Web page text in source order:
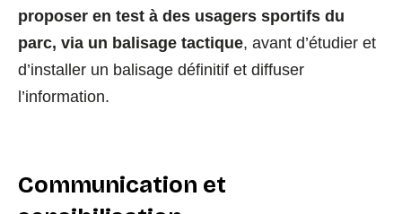
proposer en test à des usagers sportifs du
parc, via un balisage tactique, avant d’étudier et
d’installer un balisage définitif et diffuser
l’information.
Communication et